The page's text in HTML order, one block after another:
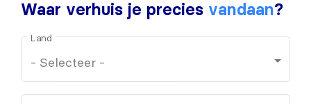
Waar verhuis je precies vandaan?
Land